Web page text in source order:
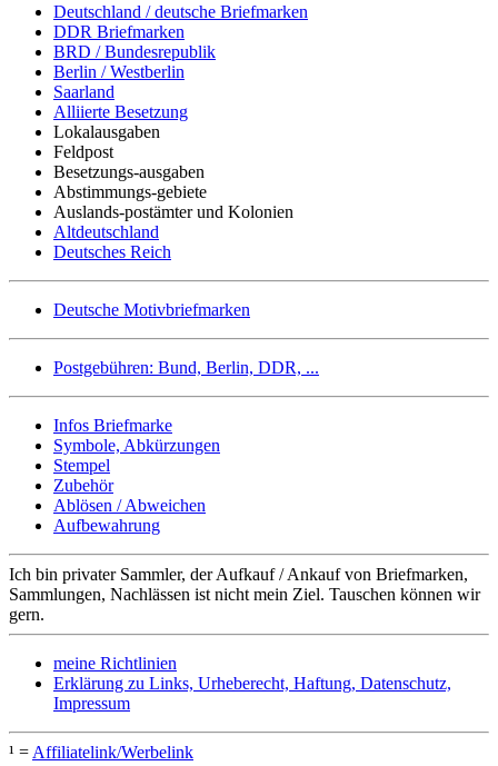
Deutschland / deutsche Briefmarken
DDR Briefmarken
BRD / Bundesrepublik
Berlin / Westberlin
Saarland
Alliierte Besetzung
Lokalausgaben
Feldpost
Besetzungs-ausgaben
Abstimmungs-gebiete
Auslands-postämter und Kolonien
Altdeutschland
Deutsches Reich
Deutsche Motivbriefmarken
Postgebühren: Bund, Berlin, DDR, ...
Infos Briefmarke
Symbole, Abkürzungen
Stempel
Zubehör
Ablösen / Abweichen
Aufbewahrung
Ich bin privater Sammler, der Aufkauf / Ankauf von Briefmarken,
Sammlungen, Nachlässen ist nicht mein Ziel. Tauschen können wir
gern.
meine Richtlinien
Erklärung zu Links, Urheberecht, Haftung, Datenschutz,
Impressum
¹ = Affiliatelink/Werbelink